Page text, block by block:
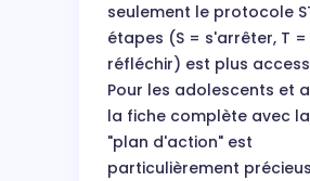
seulement le protocole
étapes (S = s'arrêter, T =
réfléchir) est plus
Pour les adolescents et
la fiche complète avec
"plan d'action" est
particulièrement